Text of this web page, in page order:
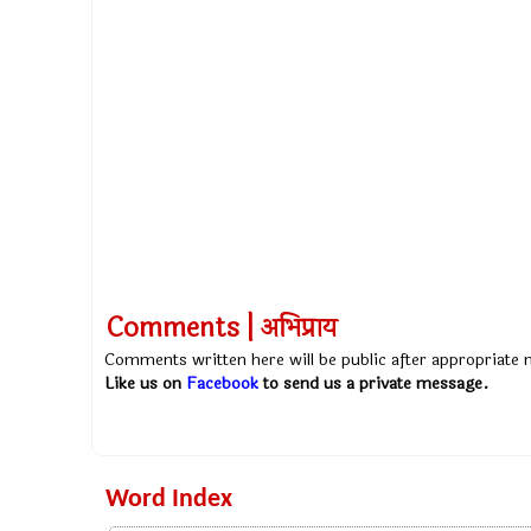
Comments | अभिप्राय
Comments written here will be public after appropriate
Like us on Facebookto send us a private message.
Word Index